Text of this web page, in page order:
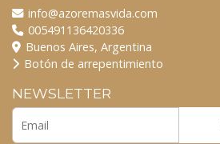
info@azoremasvida.com
005491136420336
Buenos Aires, Argentina
Botón de arrepentimiento
NEWSLETTER